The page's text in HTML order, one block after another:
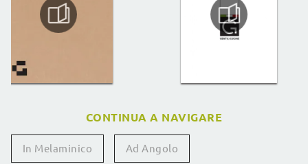
CONTINUA A NAVIGARE
In Melaminico Ad Angolo